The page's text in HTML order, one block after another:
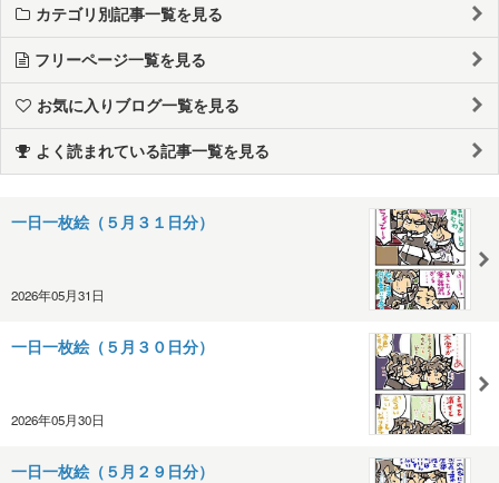
カテゴリ別記事一覧を見る
フリーページ一覧を見る
お気に入りブログ一覧を見る
よく読まれている記事一覧を見る
一日一枚絵（５月３１日分）
2026年05月31日
一日一枚絵（５月３０日分）
2026年05月30日
一日一枚絵（５月２９日分）